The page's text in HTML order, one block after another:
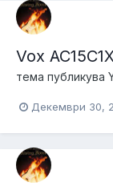
Vox
тема публикува
Декември 30,